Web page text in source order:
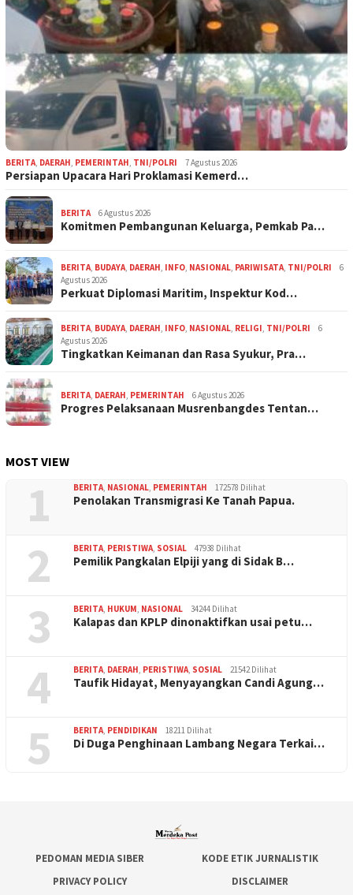
BERITA DAERAH PEMERINTAH TNI/POLRI 7 Agustus 2026
Persiapan Upacara Hari Proklamasi Kemerd…
BERITA 6 Agustus 2026
Komitmen Pembangunan Keluarga, Pemkab Pa…
BERITA BUDAYA DAERAH INFO NASIONAL PARIWISATA TNI/POLRI
6
Agustus 2026
Perkuat Diplomasi Maritim, Inspektur Kod…
BERITA BUDAYA DAERAH INFO NASIONAL RELIGI TNI/POLRI
6
Agustus 2026
Tingkatkan Keimanan dan Rasa Syukur, Pra…
BERITA DAERAH PEMERINTAH 6 Agustus 2026
Progres Pelaksanaan Musrenbangdes Tentan…
MOST VIEW
1 BERITA NASIONAL PEMERINTAH 172578 Dilihat
Penolakan Transmigrasi Ke Tanah Papua.
2 BERITA PERISTIWA SOSIAL 47938 Dilihat
Pemilik Pangkalan Elpiji yang di Sidak B…
3 BERITA HUKUM NASIONAL 34244 Dilihat
Kalapas dan KPLP dinonaktifkan usai petu…
4 BERITA DAERAH PERISTIWA SOSIAL 21542 Dilihat
Taufik Hidayat, Menyayangkan Candi Agung…
5 BERITA PENDIDIKAN 18211 Dilihat
Di Duga Penghinaan Lambang Negara Terkai…
PEDOMAN MEDIA SIBER
KODE ETIK JURNALISTIK
PRIVACY POLICY
DISCLAIMER